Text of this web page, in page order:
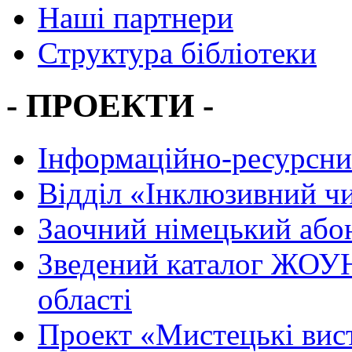
Наші партнери
Структура бібліотеки
- ПРОЕКТИ -
Інформаційно-
Вiддiл «Інклюзивний
Заочний німецький
Зведений каталог
області
Проект «Мистецькі